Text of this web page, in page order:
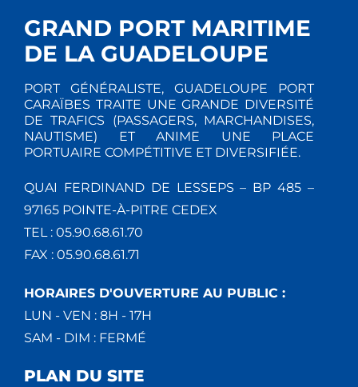
GRAND PORT MARITIME
DE LA GUADELOUPE
PORT GÉNÉRALISTE, GUADELOUPE PORT
CARAÏBES TRAITE UNE GRANDE DIVERSITÉ
DE TRAFICS (PASSAGERS, MARCHANDISES,
NAUTISME) ET ANIME UNE PLACE
PORTUAIRE COMPÉTITIVE ET DIVERSIFIÉE.
QUAI FERDINAND DE LESSEPS – BP 485 –
97165 POINTE-À-PITRE CEDEX
TEL : 05.90.68.61.70
FAX : 05.90.68.61.71
HORAIRES D'OUVERTURE AU PUBLIC :
LUN - VEN : 8H - 17H
SAM - DIM : FERMÉ
PLAN DU SITE